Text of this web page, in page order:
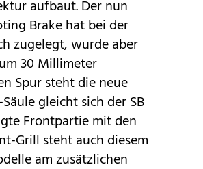
aufbaut. Der nun
Brake hat bei der
zugelegt, wurde aber
30 Millimeter
Spur steht die neue
gleicht sich der SB
Frontpartie mit den
Grill steht auch diesem
am zusätzlichen